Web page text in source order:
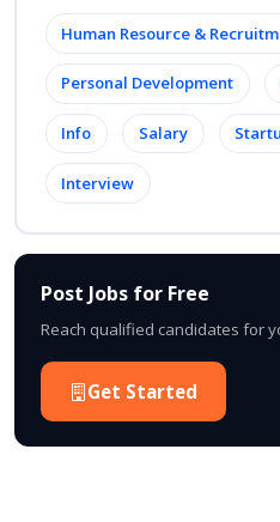
Human Resource &
Personal Development
Info Salary
Interview
Post Jobs for Free
Reach qualified candidates for
Get Started